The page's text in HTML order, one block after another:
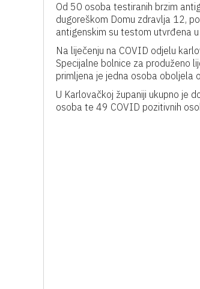
Od 50 osoba testiranih brzim
dugoreškom Domu zdravlja 12,
antigenskim su testom utvrđena u
Na liječenju na COVID odjelu
Specijalne bolnice za produženo
primljena je jedna osoba oboljela
U Karlovačkoj županiji ukupno je
osoba te 49 COVID pozitivnih